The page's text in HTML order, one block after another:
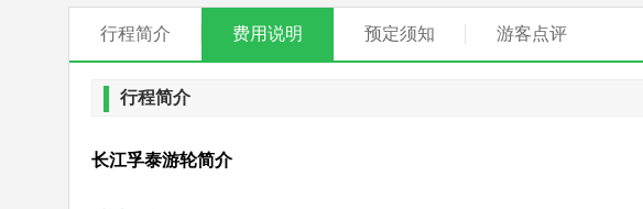
行程简介 费用说明 预定须知 游客点评
行程简介
长江孚泰游轮简介